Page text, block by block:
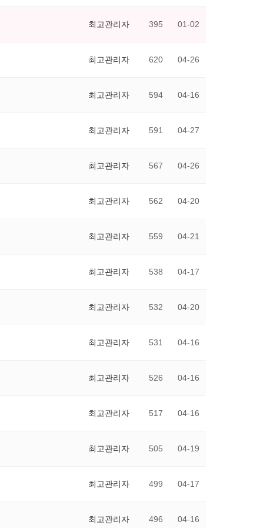
최고관리자 395 01-02
최고관리자 620 04-26
최고관리자 594 04-16
최고관리자 591 04-27
최고관리자 567 04-26
최고관리자 562 04-20
최고관리자 559 04-21
최고관리자 538 04-17
최고관리자 532 04-20
최고관리자 531 04-16
최고관리자 526 04-16
최고관리자 517 04-16
최고관리자 505 04-19
최고관리자 499 04-17
최고관리자 496 04-16